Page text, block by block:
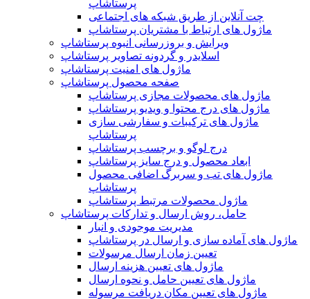
پرستاشاپ
چت آنلاین از طریق شبکه های اجتماعی
ماژول های ارتباط با مشتریان پرستاشاپ
ویرایش و بروزرسانی انبوه پرستاشاپ
اسلایدر و گردونه تصاویر پرستاشاپ
ماژول های امنیت پرستاشاپ
صفحه محصول پرستاشاپ
ماژول های محصولات مجازی پرستاشاپ
ماژول های درج محتوا و ویدیو پرستاشاپ
ماژول های ترکیبات و سفارشی سازی
پرستاشاپ
درج لوگو و برچسب پرستاشاپ
ابعاد محصول و درج سایز پرستاشاپ
ماژول های تب و سربرگ اضافی محصول
پرستاشاپ
ماژول محصولات مرتبط پرستاشاپ
حامل، روش ارسال و تدارکات پرستاشاپ
مدیریت موجودی و انبار
ماژول های آماده سازی و ارسال در پرستاشاپ
تعیین زمان ارسال مرسولات
ماژول های تعیین هزینه ارسال
ماژول های تعیین حامل و نحوه ارسال
ماژول های تعیین مکان دریافت مرسوله